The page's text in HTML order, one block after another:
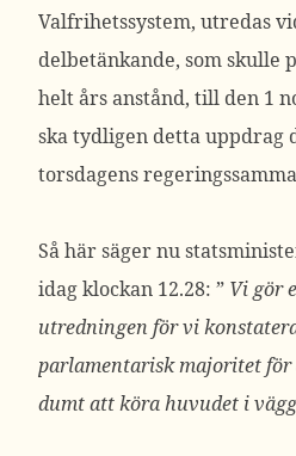
Valfrihetssystem, utredas
delbetänkande, som skulle
helt års anstånd, till den 1
ska tydligen detta uppdrag
torsdagens
Så här säger nu
idag klockan 12.28: ” Vi gör
utredningen för vi
parlamentarisk majoritet för
dumt att köra huvudet i